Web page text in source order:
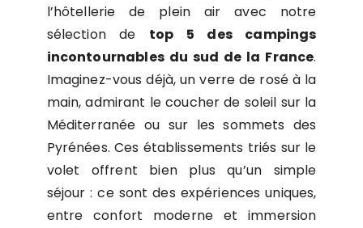
l’hôtellerie de plein air avec notre
sélection de top 5 des campings
incontournables du sud de la France.
Imaginez-vous déjà, un verre de rosé à la
main, admirant le coucher de soleil sur la
Méditerranée ou sur les sommets des
Pyrénées. Ces établissements triés sur le
volet offrent bien plus qu’un simple
séjour : ce sont des expériences uniques,
entre confort moderne et immersion